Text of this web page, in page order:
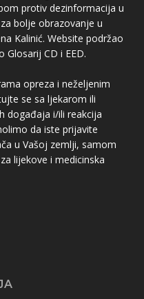
protiv dezinformacija u
bolje obrazovanje u
Kalinić. Website podržao
Glosarij CD i EED.
opreza i neželjenim
se sa ljekarom ili
događaja i/ili reakcija
da iste prijavite
u Vašoj zemlji, samom
lijekove i medicinska